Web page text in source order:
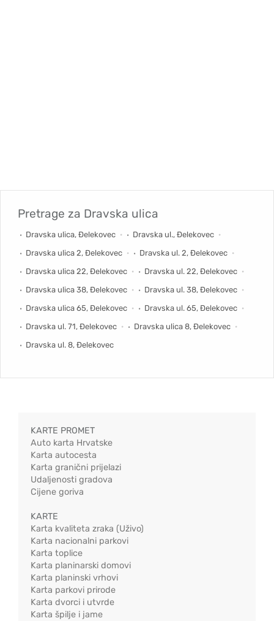
Pretrage za Dravska ulica
Dravska ulica, Đelekovec
Dravska ul., Đelekovec
Dravska ulica 2, Đelekovec
Dravska ul. 2, Đelekovec
Dravska ulica 22, Đelekovec
Dravska ul. 22, Đelekovec
Dravska ulica 38, Đelekovec
Dravska ul. 38, Đelekovec
Dravska ulica 65, Đelekovec
Dravska ul. 65, Đelekovec
Dravska ul. 71, Đelekovec
Dravska ulica 8, Đelekovec
Dravska ul. 8, Đelekovec
KARTE PROMET
Auto karta Hrvatske
Karta autocesta
Karta granični prijelazi
Udaljenosti gradova
Cijene goriva
KARTE
Karta kvaliteta zraka (Uživo)
Karta nacionalni parkovi
Karta toplice
Karta planinarski domovi
Karta planinski vrhovi
Karta parkovi prirode
Karta dvorci i utvrde
Karta špilje i jame